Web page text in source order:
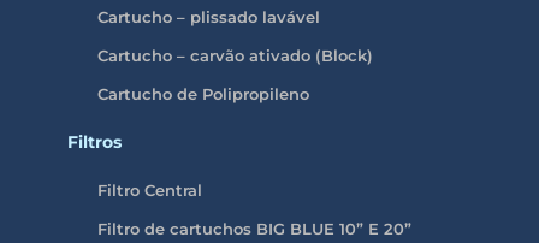
Cartucho – plissado lavável
Cartucho – carvão ativado (Block)
Cartucho de Polipropileno
Filtros
Filtro Central
Filtro de cartuchos BIG BLUE 10” E 20”